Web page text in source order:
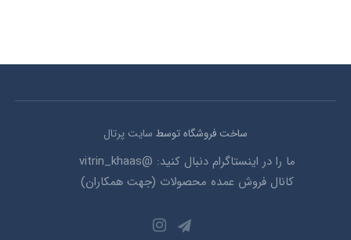
ساخت فروشگاه توسط سایت پرتال
ما را در اینستاگرام دنبال کنید: @vitrin_khaas
کانال فروش عمده محصولات (جهت همکاران)